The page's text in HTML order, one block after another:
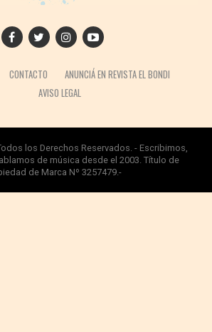
CONTACTO
ANUNCIÁ EN REVISTA EL BONDI
AVISO LEGAL
los Derechos Reservados. - Escribimos,
de música desde el 2003. Título de
de Marca Nº 3257479.-